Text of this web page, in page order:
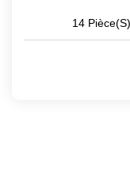
14 Pièce(s)